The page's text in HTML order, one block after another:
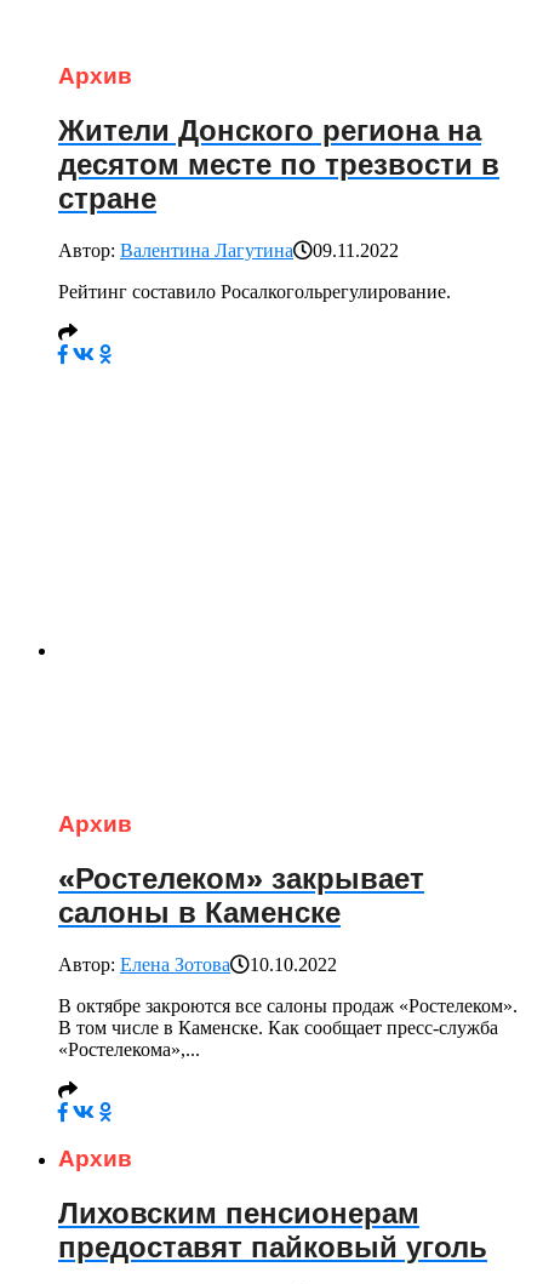
Архив
Жители Донского региона на
десятом месте по трезвости в
стране
Автор: Валентина Лагутина
09.11.2022
Рейтинг составило Росалкогольрегулирование.
Архив
«Ростелеком» закрывает
салоны в Каменске
Автор: Елена Зотова
10.10.2022
В октябре закроются все салоны продаж «Ростелеком».
В том числе в Каменске. Как сообщает пресс-служба
«Ростелекома»,...
Архив
Лиховским пенсионерам
предоставят пайковый уголь